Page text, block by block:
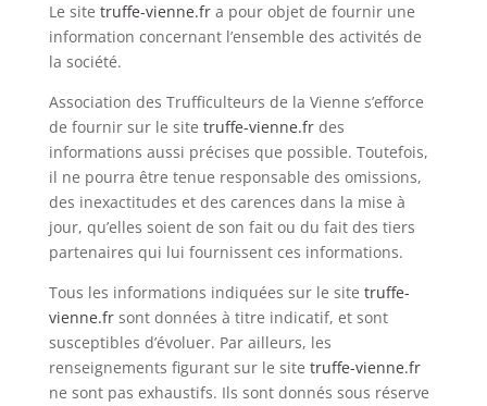
Le site truffe-vienne.fra pour objet de fournir une
information concernant l’ensemble des activités de
la société.
Association des Trufficulteurs de la Vienne s’efforce
de fournir sur le site truffe-vienne.frdes
informations aussi précises que possible. Toutefois,
il ne pourra être tenue responsable des omissions,
des inexactitudes et des carences dans la mise à
jour, qu’elles soient de son fait ou du fait des tiers
partenaires qui lui fournissent ces informations.
Tous les informations indiquées sur le site truffe-
vienne.frsont données à titre indicatif, et sont
susceptibles d’évoluer. Par ailleurs, les
renseignements figurant sur le site truffe-vienne.fr
ne sont pas exhaustifs. Ils sont donnés sous réserve